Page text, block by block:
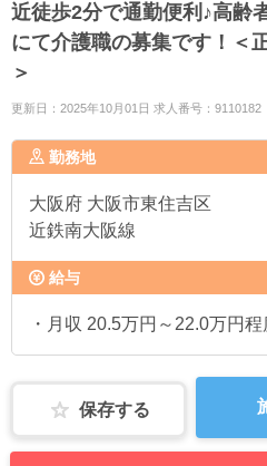
近徒歩2分で通勤便利♪高齢
にて介護職の募集です！＜
＞
更新日：2025年10月01日 求人番号：9110182
勤務地
大阪府 大阪市東住吉区
近鉄南大阪線
給与
・月収 20.5万円～22.0万円
保存する